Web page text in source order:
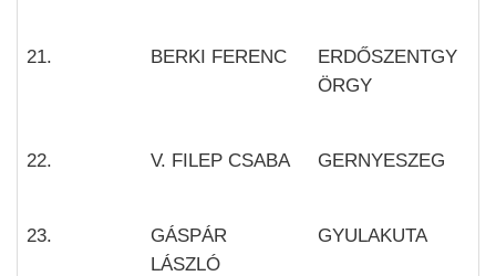
21. BERKI FERENC
ERDŐSZENTGY
ÖRGY
22. V. FILEP CSABA GERNYESZEG
23.
GÁSPÁR
LÁSZLÓ
GYULAKUTA